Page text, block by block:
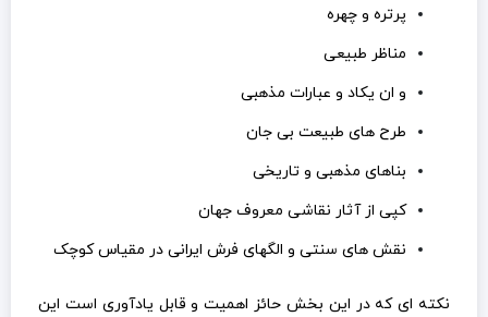
پرتره و چهره
مناظر طبیعی
و ان یکاد و عبارات مذهبی
طرح های طبیعت بی جان
بناهای مذهبی و تاریخی
کپی از آثار نقاشی معروف جهان
نقش های سنتی و الگهای فرش ایرانی در مقیاس کوچک
نکته ای که در این بخش حائز اهمیت و قابل یادآوری است این